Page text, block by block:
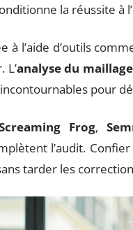
la réussite à
l’aide d’outils
L’analyse du
pour
Frog,
l’audit.
tarder les